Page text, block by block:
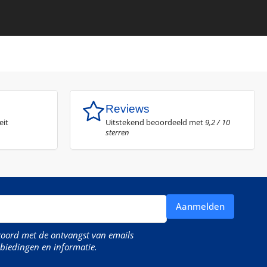
Reviews
Uitstekend beoordeeld met 9,2 / 10
sterren
Aanmelden
met de ontvangst van emails
en informatie.